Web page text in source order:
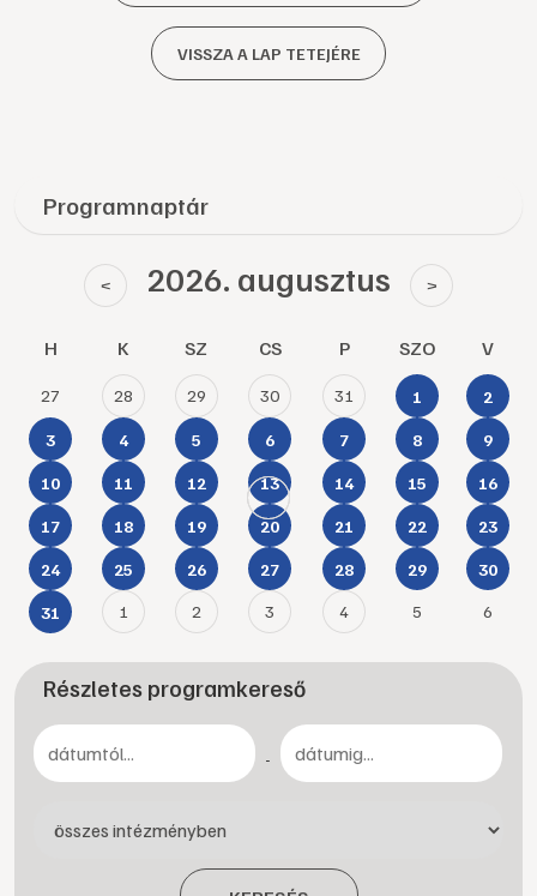
VISSZA A LAP TETEJÉRE
Programnaptár
< 2026. augusztus >
H K SZ CS P SZO V
27 28 29 30 31 1 2
3 4 5 6 7 8 9
10 11 12 13 14 15 16
17 18 19 20 21 22 23
24 25 26 27 28 29 30
31 1 2 3 4 5 6
Részletes programkereső
-